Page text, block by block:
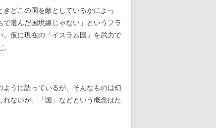
どこの国を敵としているかによっ
選んだ国境線じゃない」というフラ
仮に現在の「イスラム国」を武力で
ように語っているが、そんなものは幻
ないが、「国」などという概念はた